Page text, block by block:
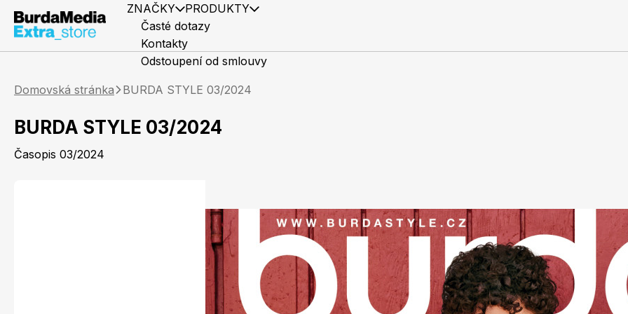
ZNAČKY PRODUKTY
Marianne
Časté dotazy
Kontakty
Odstoupení od smlouvy
Domovská stránka BURDA STYLE 03/2024
BURDA STYLE 03/2024
Časopis 03/2024